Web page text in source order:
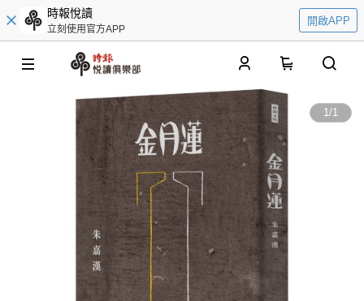
時報悅讀
立刻使用官方APP
開啟APP
1/1